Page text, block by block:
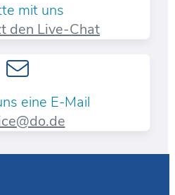
mit uns
den Live-Chat
eine E-Mail